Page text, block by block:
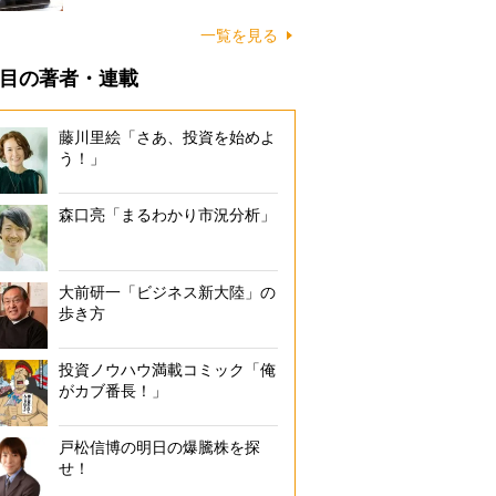
一覧を見る
の著者・連載
藤川里絵「さあ、投資を始めよ
う！」
森口亮「まるわかり市況分析」
大前研一「ビジネス新大陸」の
歩き方
投資ノウハウ満載コミック「俺
がカブ番長！」
戸松信博の明日の爆騰株を探
せ！